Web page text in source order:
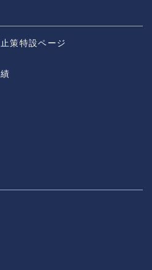
策特設ページ